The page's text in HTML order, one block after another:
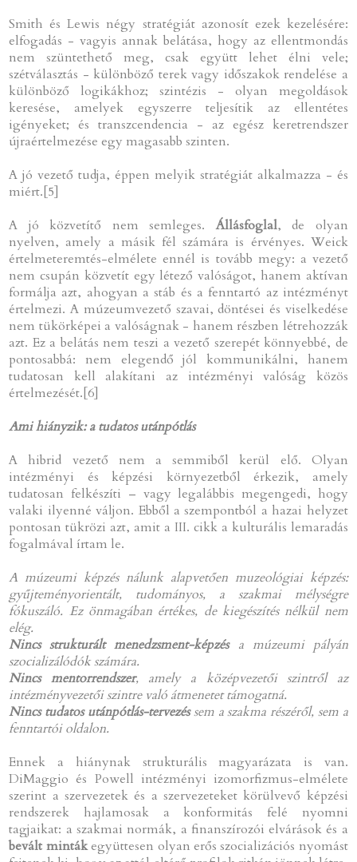
Smith és Lewis négy stratégiát azonosít ezek kezelésére:
elfogadás - vagyis annak belátása, hogy az ellentmondás
nem szüntethető meg, csak együtt lehet élni vele;
szétválasztás - különböző terek vagy időszakok rendelése a
különböző logikákhoz; szintézis - olyan megoldások
keresése, amelyek egyszerre teljesítik az ellentétes
igényeket; és transzcendencia - az egész keretrendszer
újraértelmezése egy magasabb szinten.
A jó vezető tudja, éppen melyik stratégiát alkalmazza - és
miért.[5]
A jó közvetítő nem semleges.Állásfoglal, de olyan
nyelven, amely a másik fél számára is érvényes. Weick
értelmeteremtés-elmélete ennél is tovább megy: a vezető
nem csupán közvetít egy létező valóságot, hanem aktívan
formálja azt, ahogyan a stáb és a fenntartó az intézményt
értelmezi. A múzeumvezető szavai, döntései és viselkedése
nem tükörképei a valóságnak - hanem részben létrehozzák
azt. Ez a belátás nem teszi a vezető szerepét könnyebbé, de
pontosabbá: nem elegendő jól kommunikálni, hanem
tudatosan kell alakítani az intézményi valóság közös
értelmezését.[6]
Ami hiányzik: a tudatos utánpótlás
A hibrid vezető nem a semmiből kerül elő. Olyan
intézményi és képzési környezetből érkezik, amely
tudatosan felkészíti – vagy legalábbis megengedi, hogy
valaki ilyenné váljon. Ebből a szempontból a hazai helyzet
pontosan tükrözi azt, amit a III. cikk a kulturális lemaradás
fogalmával írtam le.
A múzeumi képzés nálunk alapvetően muzeológiai képzés:
gyűjteményorientált, tudományos, a szakmai mélységre
fókuszáló. Ez önmagában értékes, de kiegészítés nélkül nem
elég.
Nincs strukturált menedzsment-képzésa múzeumi pályán
szocializálódók számára.
Nincs mentorrendszer, amely a középvezetői szintről az
intézményvezetői szintre való átmenetet támogatná.
Nincs tudatos utánpótlás-tervezéssem a szakma részéről, sem a
fenntartói oldalon.
Ennek a hiánynak strukturális magyarázata is van.
DiMaggio és Powell intézményi izomorfizmus-elmélete
szerint a szervezetek és a szervezeteket körülvevő képzési
rendszerek hajlamosak a konformitás felé nyomni
tagjaikat: a szakmai normák, a finanszírozói elvárások és a
bevált mintákegyüttesen olyan erős szocializációs nyomást